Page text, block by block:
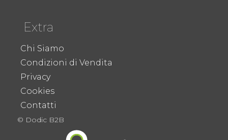
Extra
Chi Siamo
Condizioni di Vendita
Privacy
Cookies
Contatti
© Dodic B2B